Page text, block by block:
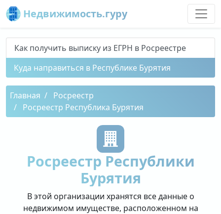
Недвижимость.гуру
Как получить выписку из ЕГРН в Росреестре
Куда направиться в Республике Бурятия
Главная
Росреестр
Росреестр Республика Бурятия
Росреестр Республики
Бурятия
В этой организации хранятся все данные о
недвижимом имуществе, расположенном на